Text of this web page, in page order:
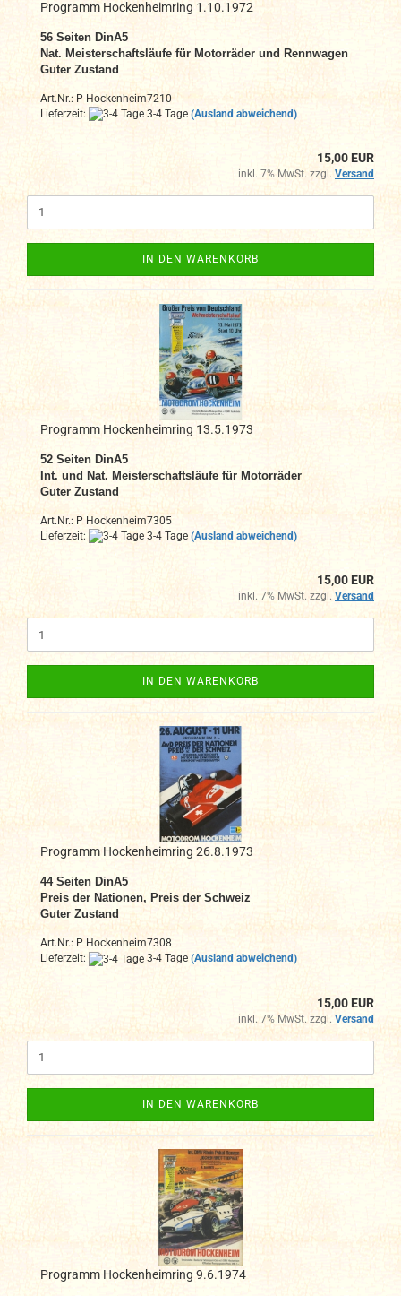
Programm Hockenheimring 1.10.1972
56 Seiten DinA5
Nat. Meisterschaftsläufe für Motorräder und Rennwagen
Guter Zustand
Art.Nr.: P Hockenheim7210
Lieferzeit:
3-4 Tage (Ausland abweichend)
15,00 EUR
inkl. 7% MwSt. zzgl. Versand
IN DEN WARENKORB
Programm Hockenheimring 13.5.1973
52 Seiten DinA5
Int. und Nat. Meisterschaftsläufe für Motorräder
Guter Zustand
Art.Nr.: P Hockenheim7305
Lieferzeit:
3-4 Tage (Ausland abweichend)
15,00 EUR
inkl. 7% MwSt. zzgl. Versand
IN DEN WARENKORB
Programm Hockenheimring 26.8.1973
44 Seiten DinA5
Preis der Nationen, Preis der Schweiz
Guter Zustand
Art.Nr.: P Hockenheim7308
Lieferzeit:
3-4 Tage (Ausland abweichend)
15,00 EUR
inkl. 7% MwSt. zzgl. Versand
IN DEN WARENKORB
Programm Hockenheimring 9.6.1974